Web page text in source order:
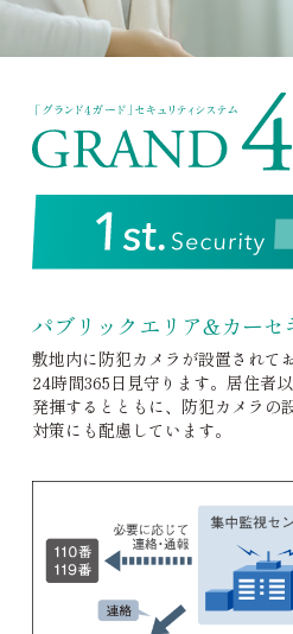
パブリックエリア&カーセ
敷地内に防犯カメラが設置されて
24時間365日見守ります。居住者
発揮するとともに、防犯カメラの
対策にも配慮しています。